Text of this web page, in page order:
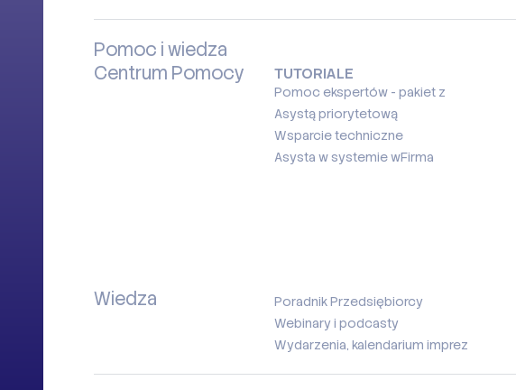
Pomoc i wiedza
Centrum Pomocy
TUTORIALE
Pomoc ekspertów - pakiet z
Asystą priorytetową
Wsparcie techniczne
Asysta w systemie wFirma
Wiedza
Poradnik Przedsiębiorcy
Webinary i podcasty
Wydarzenia, kalendarium imprez